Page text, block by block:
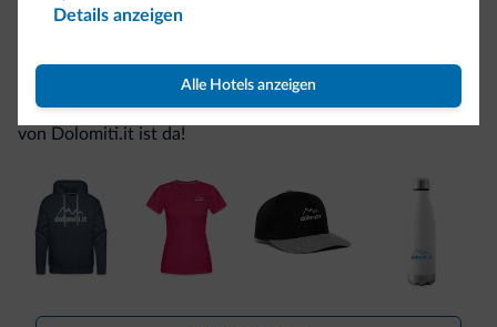
Details anzeigen
Alle Hotels anzeigen
Kollektion
So viele von Ihnen haben uns gefragt. Die neue Kollektion
von Dolomiti.it ist da!